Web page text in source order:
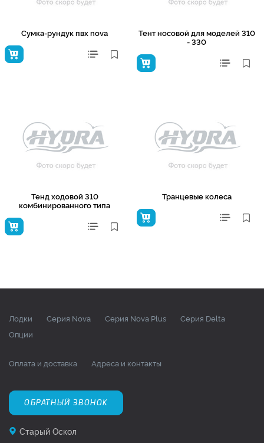
Сумка-рундук пвх nova
Тент носовой для моделей 310
- 330
Тенд ходовой 310
комбинированного типа
Транцевые колеса
Лодки Серия Nova Серия Nova Plus
Серия Delta
Опции
Оплата и доставка Адреса и контакты
ОБРАТНЫЙ ЗВОНОК
Старый Оскол